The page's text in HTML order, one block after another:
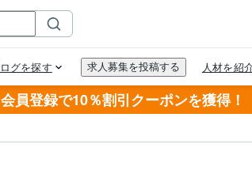
会員登録で10％割引クーポンを獲得！